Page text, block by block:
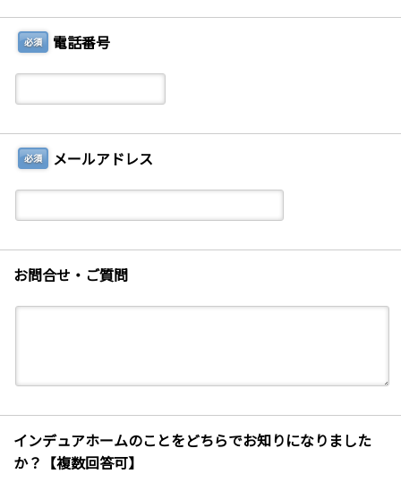
必須 電話番号
必須 メールアドレス
お問合せ・ご質問
インデュアホームのことをどちらでお知りになりました
か？【複数回答可】